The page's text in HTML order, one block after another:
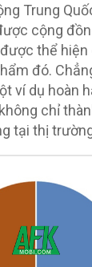
Trung
cộng
thể hiện
đó.
ví dụ hoàn
chỉ
tại thị